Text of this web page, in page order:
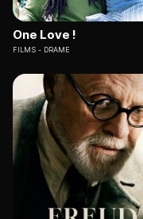
One Love !
FILMS DRAME